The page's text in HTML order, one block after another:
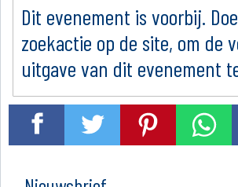
Dit evenement is voorbij.
zoekactie op de site, om de
uitgave van dit evenement